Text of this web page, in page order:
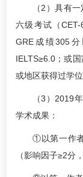
（2）具有
六级考试（
GRE成绩305
IELTS≥6.0；或
或地区获得过学位
（3）2019
学术成果：
①以第一作
（影响因子≥2分